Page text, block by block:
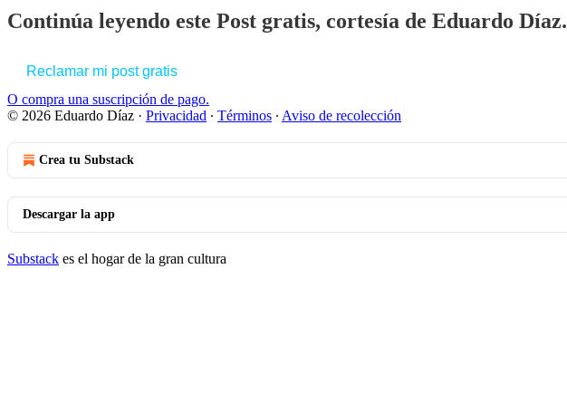
Continúa leyendo este Post gratis, cortesía de Eduardo Díaz.
Reclamar mi post gratis
O compra una suscripción de pago.
© 2026 Eduardo Díaz · Privacidad ∙ Términos ∙ Aviso de recolección
Crea tu Substack
Descargar la app
Substack es el hogar de la gran cultura